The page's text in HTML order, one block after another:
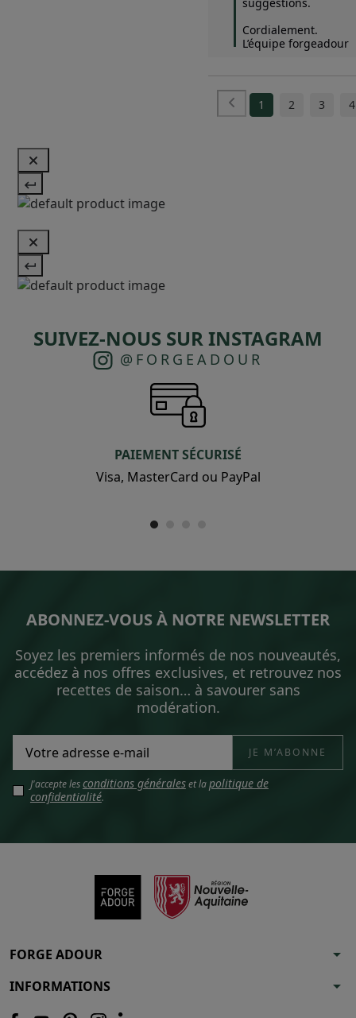
Cordialement.
L’équipe forgeadour
1 2 3 4
SUIVEZ-NOUS SUR INSTAGRAM
@FORGEADOUR
PAIEMENT SÉCURISÉ
Visa, MasterCard ou PayPal
ABONNEZ-VOUS À NOTRE NEWSLETTER
Soyez les premiers informés de nos nouveautés,
accédez à nos offres exclusives, et retrouvez nos
recettes de saison… à savourer sans
modération.
J'accepte lesconditions généraleset lapolitique de
confidentialité.
FORGE ADOUR arrow_drop_down
INFORMATIONS arrow_drop_down